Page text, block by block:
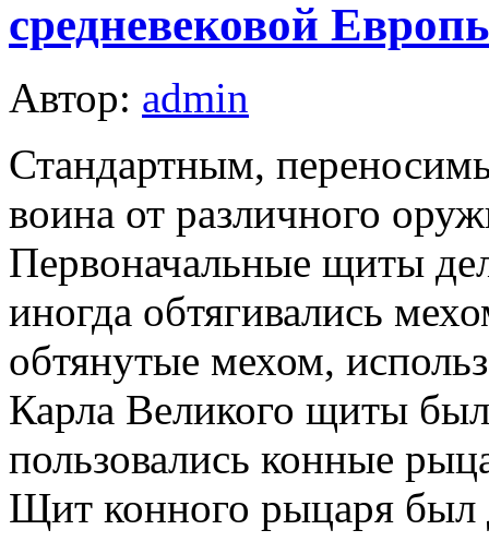
средневековой
Автор: admin
Стандартным,
воина от различного
Первоначальные щиты
иногда обтягивались
обтянутые мехом,
Карла Великого щиты
пользовались конные
Щит конного рыцаря был